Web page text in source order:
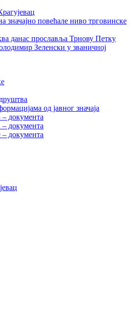
значајно повећале ниво трговинске
данас прославља Трнову Петку
Зеленски у званичној
од јавног значаја
документа
документа
документа